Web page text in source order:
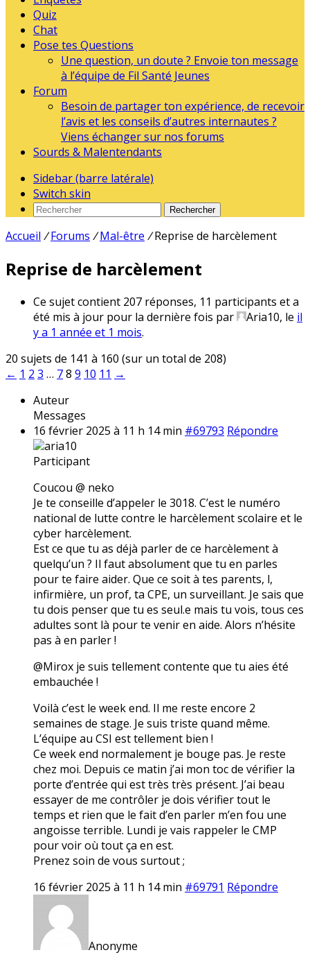
Quiz
Chat
Pose tes Questions
Une question, un doute ? Envoie ton message
à l’équipe de Fil Santé Jeunes
Forum
Besoin de partager ton expérience, de recevoir
l’avis et les conseils d’autres internautes ?
Viens échanger sur nos forums
Sourds & Malentendants
Sidebar (barre latérale)
Switch skin
Rechercher
Accueil / Forums / Mal-être / Reprise de harcèlement
Reprise de harcèlement
Ce sujet contient 207 réponses, 11 participants et a
été mis à jour pour la dernière fois par
Aria10, le il
y a 1 année et 1 mois.
20 sujets de 141 à 160 (sur un total de 208)
← 1 2 3 … 78 9 10 11 →
Auteur
Messages
16 février 2025 à 11 h 14 min #69793 Répondre
aria10
Participant
Coucou @ neko
Je te conseille d’appeler le 3018. C’est le numéro
national de lutte contre le harcèlement scolaire et le
cyber harcèlement.
Est ce que tu as déjà parler de ce harcèlement à
quelqu’un ? Il faut absolument que tu en parles
pour te faire aider. Que ce soit à tes parents, l,
infirmière, un prof, ta CPE, un surveillant. Je sais que
tu dois penser que tu es seul.e mais tu vois, tous ces
adultes sont là pour te venir en aide. Alors n’hésite
pas à en parler !
@Mirox je suis tellement contente que tu aies été
embauchée !
Voilà c’est le week end. Il me reste encore 2
semaines de stage. Je suis triste quand même.
L’équipe au CSI est tellement bien !
Ce week end normalement je bouge pas. Je reste
chez moi. Depuis ce matin j’ai mon toc de vérifier la
porte d’entrée qui est très très présent. J’ai beau
essayer de me contrôler je dois vérifier tout le
temps et rien que le fait d’en parler m’en fou une
angoisse terrible. Lundi je vais rappeler le CMP
pour voir où tout ça en est.
Prenez soin de vous surtout ;
16 février 2025 à 11 h 14 min #69791 Répondre
Anonyme